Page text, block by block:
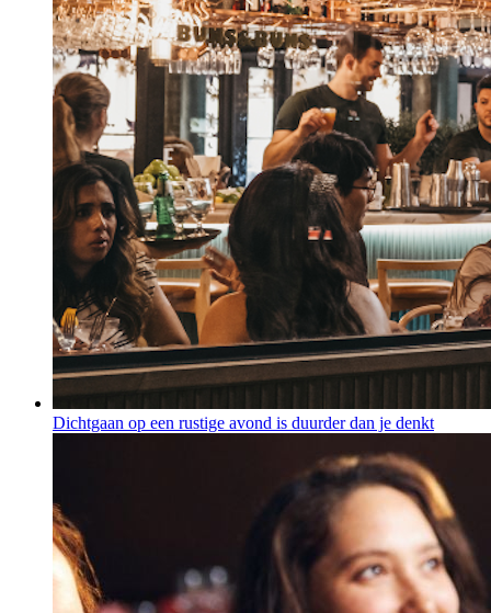
Dichtgaan op een rustige avond is duurder dan je denkt